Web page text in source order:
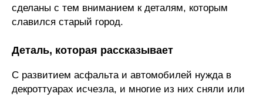
сделаны с тем вниманием к деталям, которым
славился старый город.
Деталь, которая рассказывает
С развитием асфальта и автомобилей нужда в
декроттуарах исчезла, и многие из них сняли или